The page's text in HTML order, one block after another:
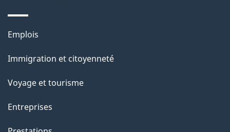
s
u
r
e
t
Thèmes
sujets
Emplois
Immigration et citoyenneté
Voyage et tourisme
Entreprises